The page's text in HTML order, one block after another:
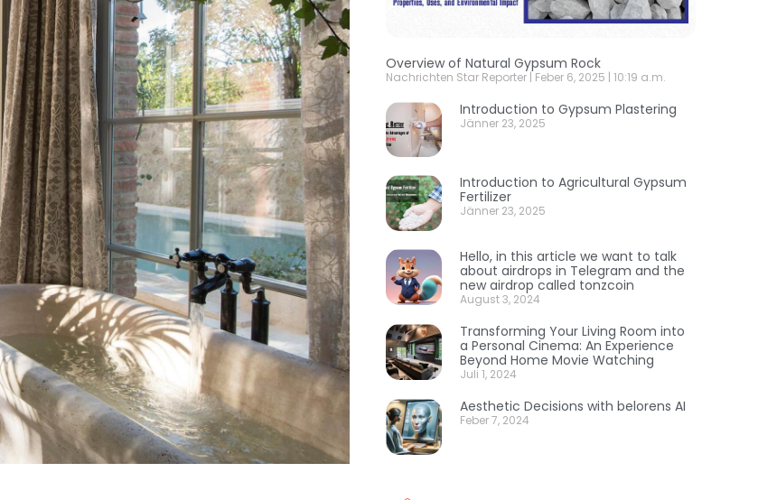
Overview of Natural Gypsum Rock
Nachrichten Star Reporter Feber 6, 2025 10:19 a.m.
Introduction to Gypsum Plastering
Jänner 23, 2025
Introduction to Agricultural Gypsum
Fertilizer
Jänner 23, 2025
Hello, in this article we want to talk
about airdrops in Telegram and the
new airdrop called tonzcoin
August 3, 2024
Transforming Your Living Room into
a Personal Cinema: An Experience
Beyond Home Movie Watching
Juli 1, 2024
Aesthetic Decisions with belorens AI
Feber 7, 2024